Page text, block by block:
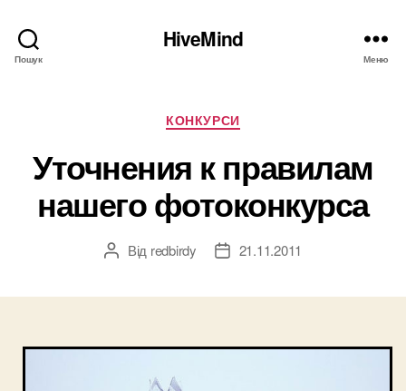
Пошук
HiveMind
Меню
Категорії
КОНКУРСИ
Уточнения к правилам
нашего фотоконкурса
Автор
Від redbirdy
Дата21.11.2011